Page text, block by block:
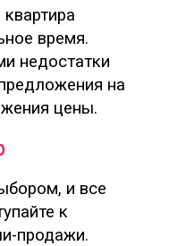
время.
недостатки
на
цены.
и все
к
продажи.